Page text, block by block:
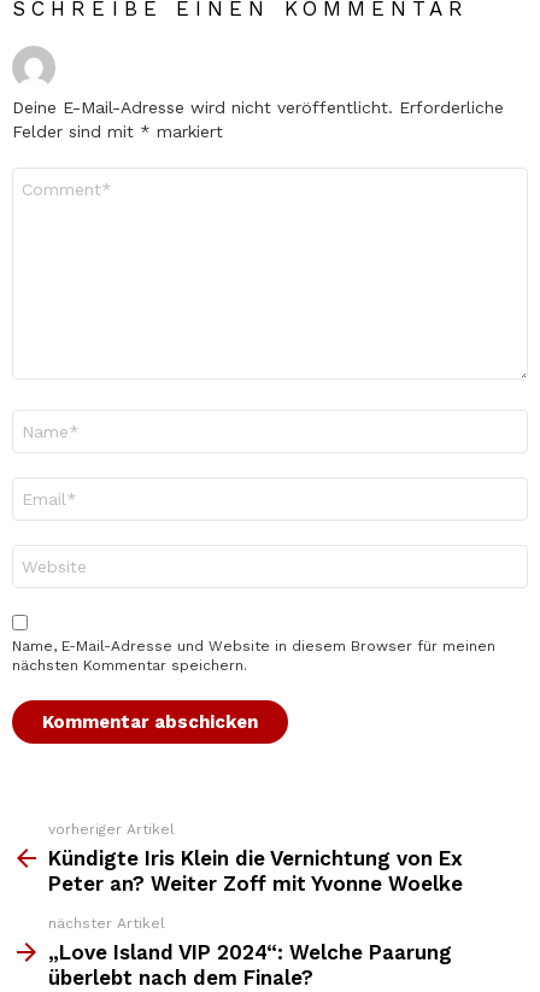
SCHREIBE EINEN KOMMENTAR
Deine E-Mail-Adresse wird nicht veröffentlicht. Erforderliche
Felder sind mit * markiert
Mail-
Adresse
*
Name, E-Mail-Adresse und Website in diesem Browser für meinen
nächsten Kommentar speichern.
Weitere
Top
News
vorheriger Artikel
Kündigte Iris Klein die Vernichtung von Ex
Peter an? Weiter Zoff mit Yvonne Woelke
nächster Artikel
„Love Island VIP 2024“: Welche Paarung
überlebt nach dem Finale?